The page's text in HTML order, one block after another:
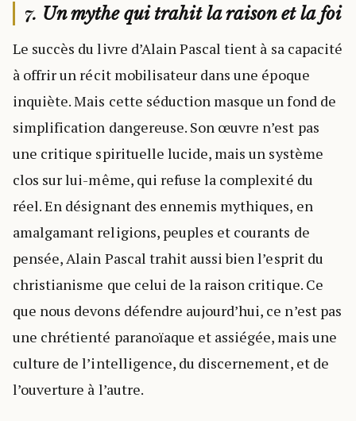
7. Un mythe qui trahit la raison et la foi
Le succès du livre d’Alain Pascal tient à sa capacité
à offrir un récit mobilisateur dans une époque
inquiète. Mais cette séduction masque un fond de
simplification dangereuse. Son œuvre n’est pas
une critique spirituelle lucide, mais un système
clos sur lui-même, qui refuse la complexité du
réel. En désignant des ennemis mythiques, en
amalgamant religions, peuples et courants de
pensée, Alain Pascal trahit aussi bien l’esprit du
christianisme que celui de la raison critique. Ce
que nous devons défendre aujourd’hui, ce n’est pas
une chrétienté paranoïaque et assiégée, mais une
culture de l’intelligence, du discernement, et de
l’ouverture à l’autre.